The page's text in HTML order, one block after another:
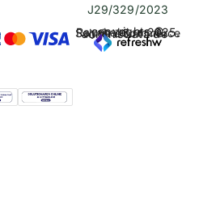
J29/329/2023
copyrights © Rayahalal.ro 2025. Soluție eCommerce administrată de